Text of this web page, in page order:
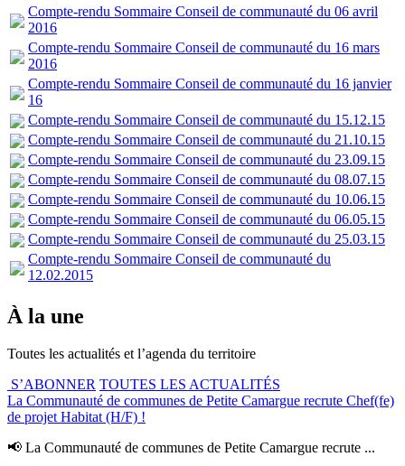
Compte-rendu Sommaire Conseil de communauté du 06 avril
2016
Compte-rendu Sommaire Conseil de communauté du 16 mars
2016
Compte-rendu Sommaire Conseil de communauté du 16 janvier
16
Compte-rendu Sommaire Conseil de communauté du 15.12.15
Compte-rendu Sommaire Conseil de communauté du 21.10.15
Compte-rendu Sommaire Conseil de communauté du 23.09.15
Compte-rendu Sommaire Conseil de communauté du 08.07.15
Compte-rendu Sommaire Conseil de communauté du 10.06.15
Compte-rendu Sommaire Conseil de communauté du 06.05.15
Compte-rendu Sommaire Conseil de communauté du 25.03.15
Compte-rendu Sommaire Conseil de communauté du
12.02.2015
À la une
Toutes les actualités et l’agenda du territoire
S’ABONNER TOUTES LES ACTUALITÉS
La Communauté de communes de Petite Camargue recrute Chef(fe)
de projet Habitat (H/F) !
📢 La Communauté de communes de Petite Camargue recrute ...